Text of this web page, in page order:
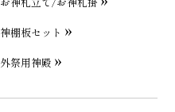
神棚板セット
外祭用神殿